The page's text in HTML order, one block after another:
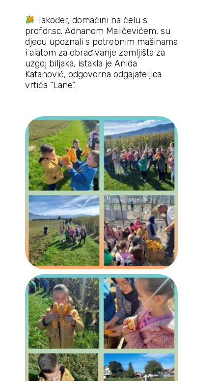
Također, domaćini na čelu s
prof.dr.sc. Adnanom Maličevićem, su
djecu upoznali s potrebnim mašinama
i alatom za obrađivanje zemljišta za
uzgoj biljaka, istakla je Anida
Katanović, odgovorna odgajateljica
vrtića “Lane”.